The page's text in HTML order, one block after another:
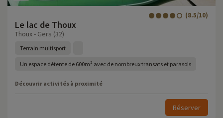
Le lac de Thoux
(8.5/10)
Thoux - Gers (32)
Terrain multisport
Un espace détente de 600m² avec de nombreux transats et parasols
Découvrir activités à proximité
Réserver